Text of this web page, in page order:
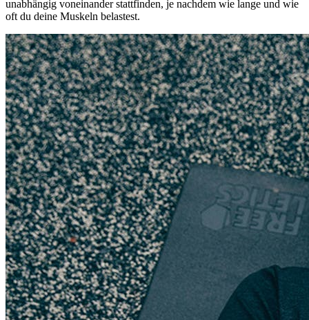
unabhängig voneinander stattfinden, je nachdem wie lange und wie
oft du deine Muskeln belastest.